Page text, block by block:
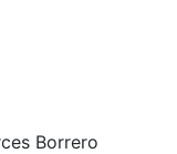
Borrero